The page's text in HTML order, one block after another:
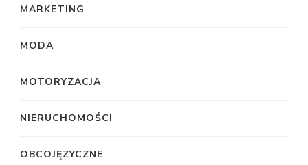
MARKETING
MODA
MOTORYZACJA
NIERUCHOMOŚCI
OBCOJĘZYCZNE